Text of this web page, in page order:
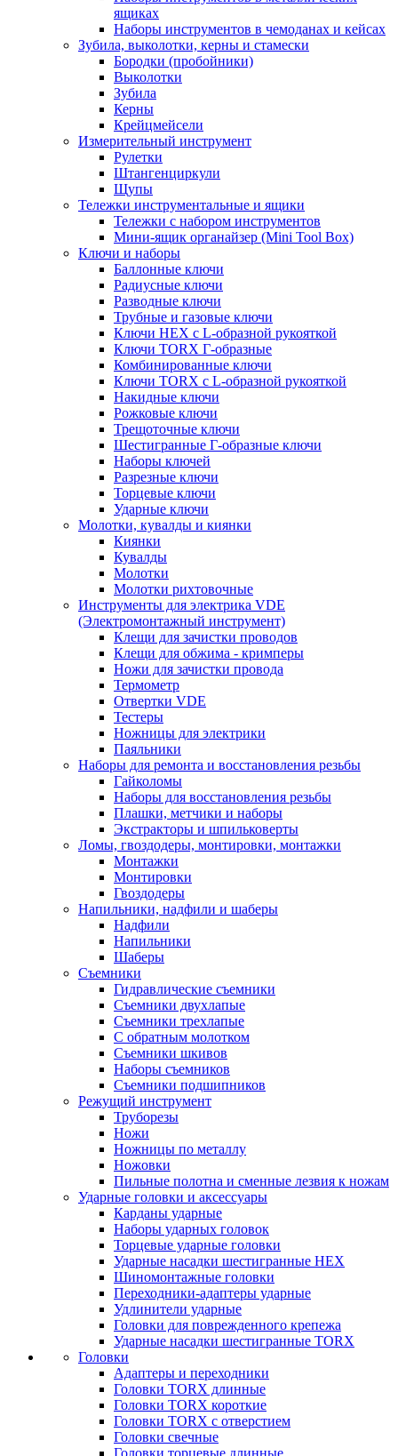
ящиках
Наборы инструментов в чемоданах и кейсах
Зубила, выколотки, керны и стамески
Бородки (пробойники)
Выколотки
Зубила
Керны
Крейцмейсели
Измерительный инструмент
Рулетки
Штангенциркули
Щупы
Тележки инструментальные и ящики
Тележки с набором инструментов
Мини-ящик органайзер (Mini Tool Box)
Ключи и наборы
Баллонные ключи
Радиусные ключи
Разводные ключи
Трубные и газовые ключи
Ключи HEX с L-образной рукояткой
Ключи TORX Г-образные
Комбинированные ключи
Ключи TORX с L-образной рукояткой
Накидные ключи
Рожковые ключи
Трещоточные ключи
Шестигранные Г-образные ключи
Наборы ключей
Разрезные ключи
Торцевые ключи
Ударные ключи
Молотки, кувалды и киянки
Киянки
Кувалды
Молотки
Молотки рихтовочные
Инструменты для электрика VDE
(Электромонтажный инструмент)
Клещи для зачистки проводов
Клещи для обжима - кримперы
Ножи для зачистки провода
Термометр
Отвертки VDE
Тестеры
Ножницы для электрики
Паяльники
Наборы для ремонта и восстановления резьбы
Гайколомы
Наборы для восстановления резьбы
Плашки, метчики и наборы
Экстракторы и шпильковерты
Ломы, гвоздодеры, монтировки, монтажки
Монтажки
Монтировки
Гвоздодеры
Напильники, надфили и шаберы
Надфили
Напильники
Шаберы
Съемники
Гидравлические съемники
Съемники двухлапые
Съемники трехлапые
С обратным молотком
Съемники шкивов
Наборы съемников
Съемники подшипников
Режущий инструмент
Труборезы
Ножи
Ножницы по металлу
Ножовки
Пильные полотна и сменные лезвия к ножам
Ударные головки и аксессуары
Карданы ударные
Наборы ударных головок
Торцевые ударные головки
Ударные насадки шестигранные HEX
Шиномонтажные головки
Переходники-адаптеры ударные
Удлинители ударные
Головки для поврежденного крепежа
Ударные насадки шестигранные TORX
Головки
Адаптеры и переходники
Головки TORX длинные
Головки TORX короткие
Головки TORX с отверстием
Головки свечные
Головки торцевые длинные